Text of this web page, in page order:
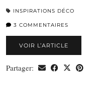
INSPIRATIONS DÉCO
3 COMMENTAIRES
VOIR L’ARTICLE
Partager: